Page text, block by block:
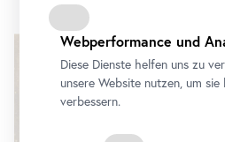
überspringen
Webperformance und
Diese Dienste helfen uns zu
unsere Website nutzen, um
verbessern.